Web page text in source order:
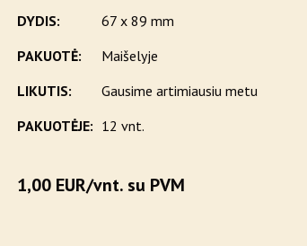
DYDIS:
67 x 89 mm
PAKUOTĖ:
Maišelyje
LIKUTIS:
Gausime artimiausiu metu
PAKUOTĖJE: 12 vnt.
1,00 EUR/vnt. su PVM